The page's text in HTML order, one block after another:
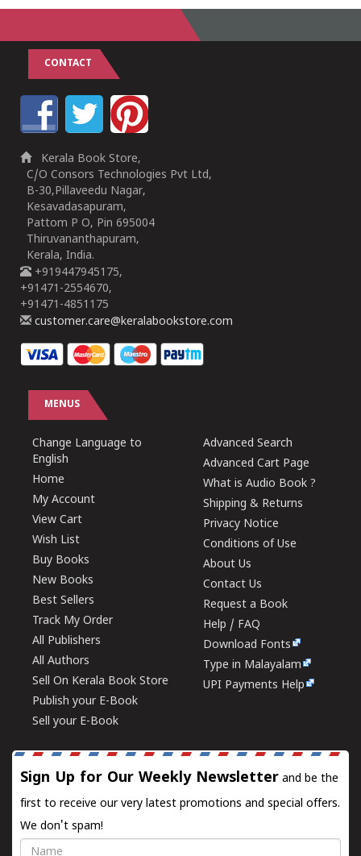
CONTACT
Kerala Book Store,
C/O Consors Technologies Pvt Ltd,
B-30,Pillaveedu Nagar,
Kesavadasapuram,
Pattom P O, Pin 695004
Thiruvananthapuram,
Kerala, India.
+919447945175,
+91471-2554670,
+91471-4851175
customer.care@keralabookstore.com
MENUS
Change Language to
English
Home
My Account
View Cart
Wish List
Buy Books
New Books
Best Sellers
Track My Order
All Publishers
All Authors
Sell On Kerala Book Store
Publish your E-Book
Sell your E-Book
Advanced Search
Advanced Cart Page
What is Audio Book ?
Shipping & Returns
Privacy Notice
Conditions of Use
About Us
Contact Us
Request a Book
Help / FAQ
Download Fonts
Type in Malayalam
UPI Payments Help
Sign Up for Our Weekly Newsletter and be the
first to receive our very latest promotions and special offers.
We don't spam!
Name